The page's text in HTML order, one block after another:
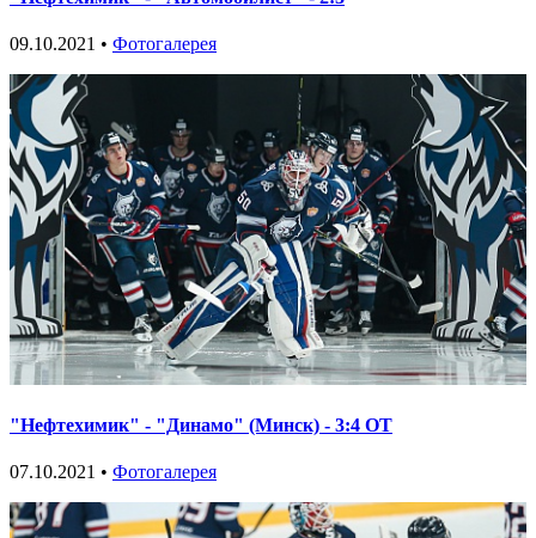
09.10.2021 • Фотогалерея
"Нефтехимик" - "Динамо" (Минск) - 3:4 ОТ
07.10.2021 • Фотогалерея